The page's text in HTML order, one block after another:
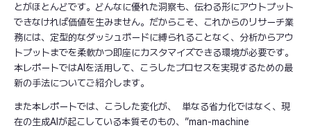
とがほとんどです。どんなに優れた洞察も、伝わる形にアウトプット
できなければ価値を生みません。だからこそ、これからのリサーチ業
務には、定型的なダッシュボードに縛られることなく、分析からアウ
トプットまでを柔軟かつ即座にカスタマイズできる環境が必要です。
本レポートではAIを活用して、こうしたプロセスを実現するための最
新の手法についてご紹介します。
また本レポートでは、こうした変化が、 単なる省力化ではなく、現
在の生成AIが起こしている本質そのもの、”man-machine